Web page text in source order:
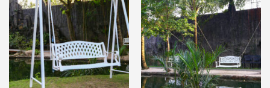
Add to
wishlist
Add to